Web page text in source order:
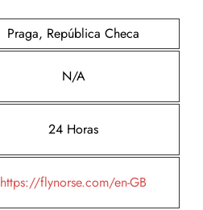
Praga, República Checa
N/A
24 Horas
https://flynorse.com/en-GB